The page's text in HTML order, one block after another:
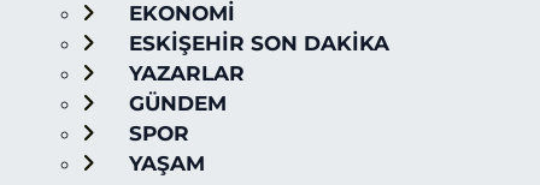
EKONOMİ
ESKİŞEHİR SON DAKİKA
YAZARLAR
GÜNDEM
SPOR
YAŞAM